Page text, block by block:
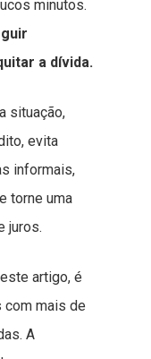
minutos.
a dívida.
situação,
evita
informais,
torne uma
juros.
artigo, é
com mais de
A